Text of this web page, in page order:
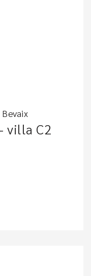
villa C2